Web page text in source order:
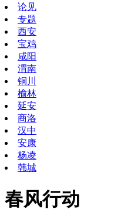
论见
专题
西安
宝鸡
咸阳
渭南
铜川
榆林
延安
商洛
汉中
安康
杨凌
韩城
春风行动